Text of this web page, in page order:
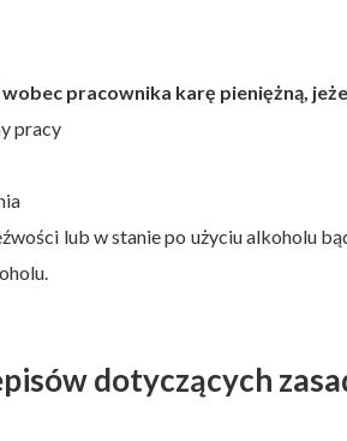
pracownika karę pieniężną,
pracy
lub w stanie po użyciu alkoholu
dotyczących